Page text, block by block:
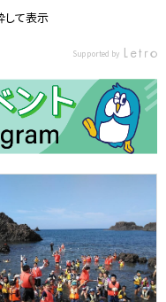
ポーツクラブ東海#東海市#
#プール#子供イベント#子
ルールです 1時間半しまし
でくれました！ #コパンビ
店 #コパンスポーツクラブ
ンスイミングスクール #コ
スイミング #スイミング #
ーツクラブ #イベント#水中
ヂボール#copin_so1009
して表示
Supported by